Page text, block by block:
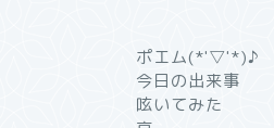
ポエム(*'▽'*)♪
今日の出来事
呟いてみた